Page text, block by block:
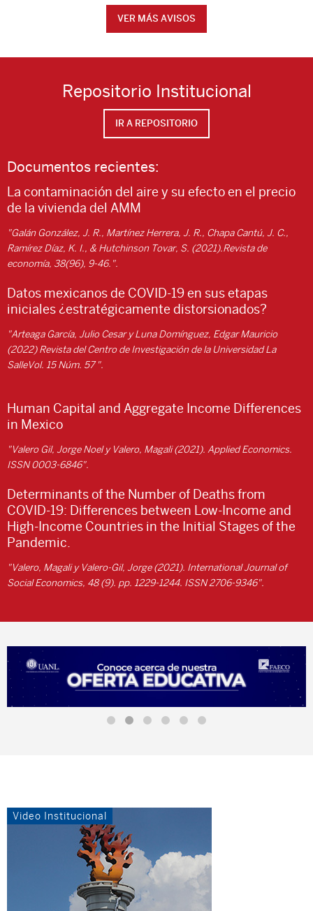
VER MÁS AVISOS
Repositorio Institucional
IR A REPOSITORIO
Documentos recientes:
La contaminación del aire y su efecto en el precio
de la vivienda del AMM
"Galán González, J. R., Martínez Herrera, J. R., Chapa Cantú, J. C.,
Ramírez Díaz, K. I., & Hutchinson Tovar, S. (2021).Revista de
economía, 38(96), 9-46.".
Datos mexicanos de COVID-19 en sus etapas
iniciales ¿estratégicamente distorsionados?
"Arteaga García, Julio Cesar y Luna Domínguez, Edgar Mauricio
(2022) Revista del Centro de Investigación de la Universidad La
SalleVol. 15 Núm. 57 ".
Human Capital and Aggregate Income Differences
in Mexico
"Valero Gil, Jorge Noel y Valero, Magali (2021). Applied Economics.
ISSN 0003-6846".
Determinants of the Number of Deaths from
COVID-19: Differences between Low-Income and
High-Income Countries in the Initial Stages of the
Pandemic.
"Valero, Magali y Valero-Gil, Jorge (2021). International Journal of
Social Economics, 48 (9). pp. 1229-1244. ISSN 2706-9346".
Video Institucional